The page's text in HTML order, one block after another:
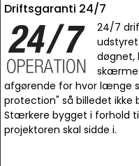
Driftsgaranti 24/7
24/7
døgnet,
afgørende for hvor længe
protection" så billedet
Stærkere bygget i forhold
projektoren skal sidde i.